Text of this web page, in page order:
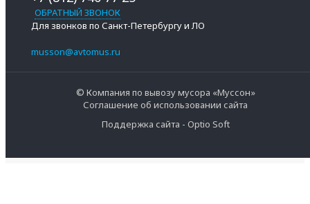
ОБРАТНЫЙ ЗВОНОК
Для звонков по Санкт-Петербургу и ЛО
musson@avtomus.ru
© Компания по вывозу мусора «Муссон»
Соглашение об использовании сайта
Поддержка сайта - Optio Soft